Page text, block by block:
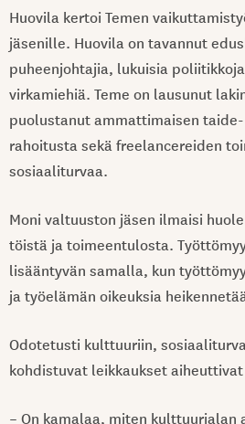
Huovila kertoi Temen
jäsenille. Huovila on tavannut
puheenjohtajia, lukuisia
virkamiehiä. Teme on lausunut
puolustanut ammattimaisen
rahoitusta sekä freelancereiden
sosiaaliturvaa.
Moni valtuuston jäsen ilmaisi
töistä ja toimeentulosta.
lisääntyvän samalla, kun
ja työelämän oikeuksia
Odotetusti kulttuuriin,
kohdistuvat leikkaukset
– On kamalaa, miten kulttuurialan